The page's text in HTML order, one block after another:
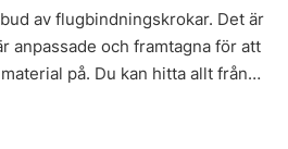
av flugbindningskrokar. Det är
anpassade och framtagna för att
på. Du kan hitta allt från
saltvattensfiske.